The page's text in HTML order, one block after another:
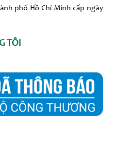
phố Hồ Chí Minh cấp ngày
TÔI